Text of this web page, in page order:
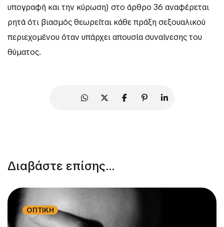
υπογραφή και την κύρωση) στο άρθρο 36 αναφέρεται
ρητά ότι βιασμός θεωρείται κάθε πράξη σεξουαλικού
περιεχομένου όταν υπάρχει απουσία συναίνεσης του
θύματος.
Διαβάστε επίσης...
ΟΠΤΙΚΗ